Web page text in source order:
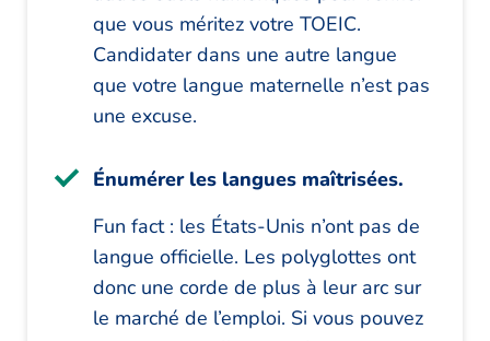
que vous méritez votre TOEIC.
Candidater dans une autre langue
que votre langue maternelle n’est pas
une excuse.
Énumérer les langues maîtrisées.
Fun fact : les États-Unis n’ont pas de
langue officielle. Les polyglottes ont
donc une corde de plus à leur arc sur
le marché de l’emploi. Si vous pouvez